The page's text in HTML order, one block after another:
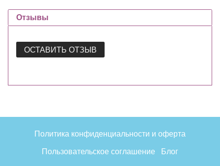
Отзывы
ОСТАВИТЬ ОТЗЫВ
Политика конфиденциальности и оферта
Пользовательское соглашение Блог